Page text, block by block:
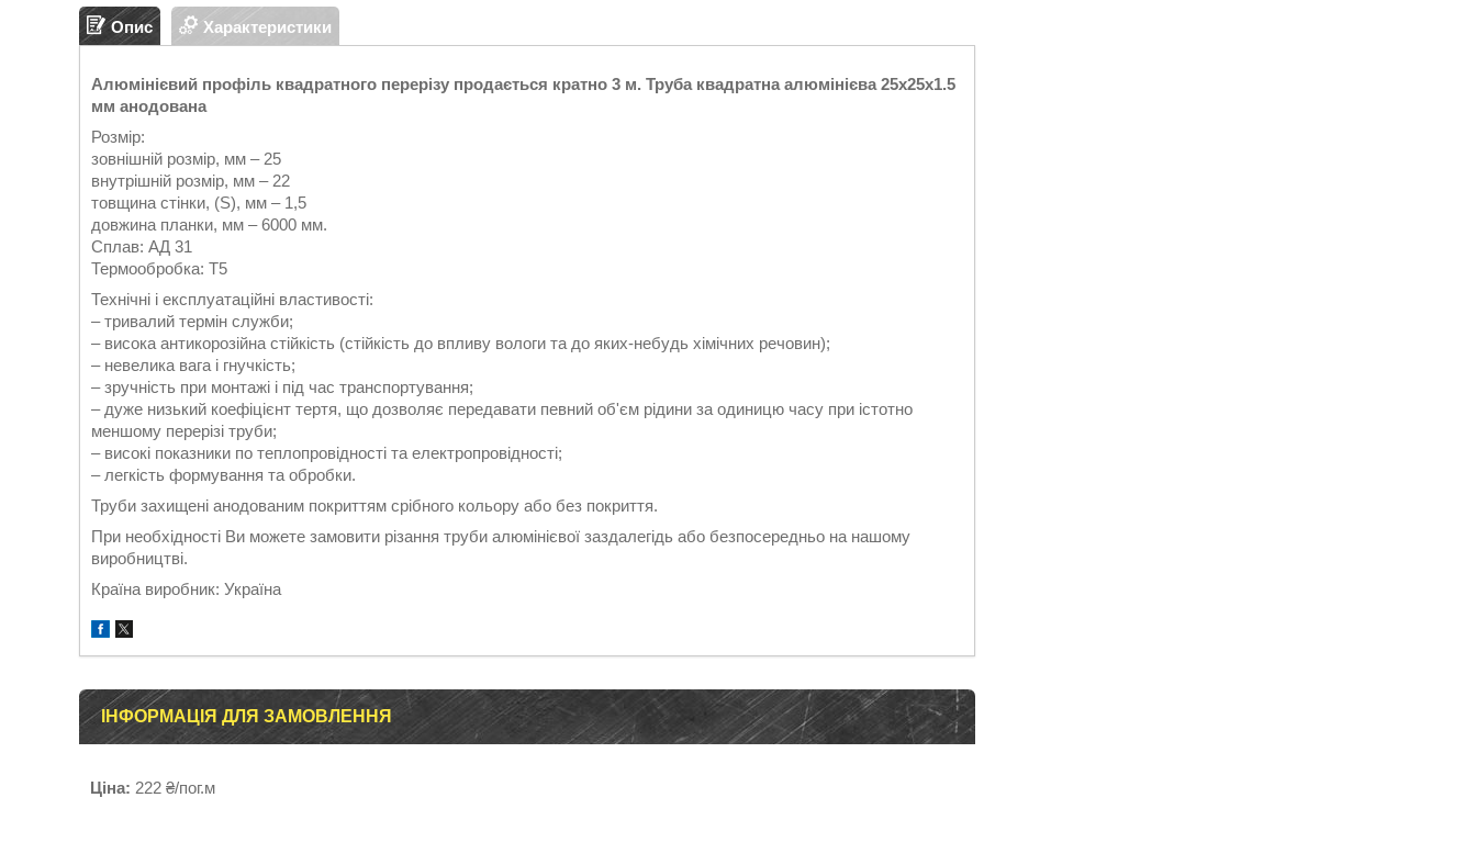
Опис Характеристики
Алюмінієвий профіль квадратного перерізу продається кратно 3 м. Труба квадратна алюмінієва 25х25х1.5
мм анодована
Розмір:
зовнішній розмір, мм – 25
внутрішній розмір, мм – 22
товщина стінки, (S), мм – 1,5
довжина планки, мм – 6000 мм.
Сплав: АД 31
Термообробка: Т5
Технічні і експлуатаційні властивості:
– тривалий термін служби;
– висока антикорозійна стійкість (стійкість до впливу вологи та до яких-небудь хімічних речовин);
– невелика вага і гнучкість;
– зручність при монтажі і під час транспортування;
– дуже низький коефіцієнт тертя, що дозволяє передавати певний об'єм рідини за одиницю часу при істотно
меншому перерізі труби;
– високі показники по теплопровідності та електропровідності;
– легкість формування та обробки.
Труби захищені анодованим покриттям срібного кольору або без покриття.
При необхідності Ви можете замовити різання труби алюмінієвої заздалегідь або безпосередньо на нашому
виробництві.
Країна виробник: Україна
ІНФОРМАЦІЯ ДЛЯ ЗАМОВЛЕННЯ
Ціна: 222 ₴/пог.м